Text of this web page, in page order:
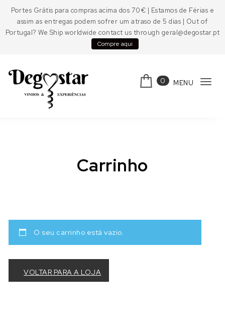
Portes Grátis para compras acima dos 70€ | Estamos de Férias e
assim as entregas podem sofrer um atraso de 5 dias | Out of
Portugal? We Ship worldwide contact us through geral@degostar.pt
Compre aqui
0 MENU
Carrinho
O seu carrinho está vazio.
VOLTAR PARA A LOJA